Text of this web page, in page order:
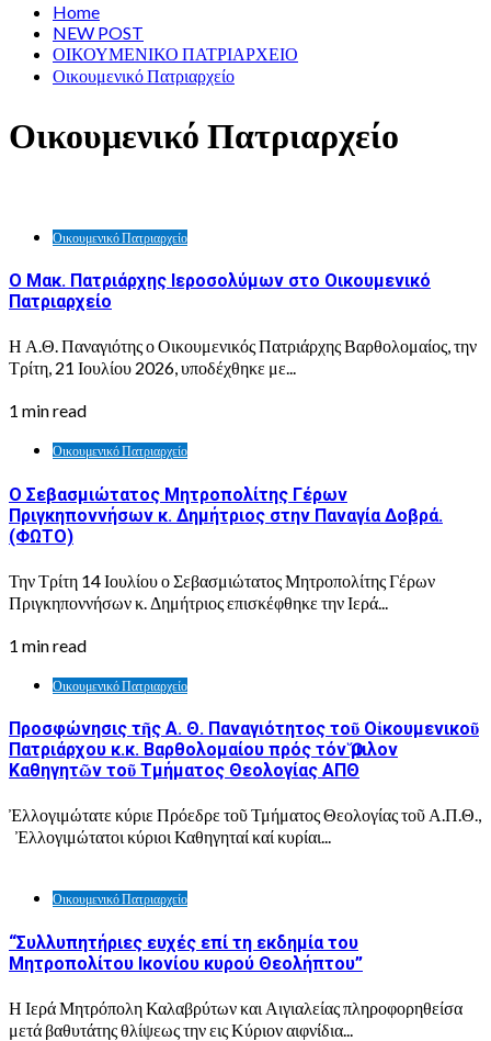
Home
NEW POST
ΟΙΚΟΥΜΕΝΙΚΟ ΠΑΤΡΙΑΡΧΕΙΟ
Οικουμενικό Πατριαρχείο
Οικουμενικό Πατριαρχείο
Οικουμενικό Πατριαρχείο
Ο Μακ. Πατριάρχης Ιεροσολύμων στο Οικουμενικό
Πατριαρχείο
Η Α.Θ. Παναγιότης ο Οικουμενικός Πατριάρχης Βαρθολομαίος, την
Τρίτη, 21 Ιουλίου 2026, υποδέχθηκε με...
1 min read
Οικουμενικό Πατριαρχείο
Ο Σεβασμιώτατος Μητροπολίτης Γέρων
Πριγκηποννήσων κ. Δημήτριος στην Παναγία Δοβρά.
(ΦΩΤΟ)
Την Τρίτη 14 Ιουλίου ο Σεβασμιώτατος Μητροπολίτης Γέρων
Πριγκηποννήσων κ. Δημήτριος επισκέφθηκε την Ιερά...
1 min read
Οικουμενικό Πατριαρχείο
Προσφώνησις τῆς Α. Θ. Παναγιότητος τοῦ Οἰκουμενικοῦ
Πατριάρχου κ.κ. Βαρθολομαίου πρός τόν Ὅμιλον
Καθηγητῶν τοῦ Τμήματος Θεολογίας ΑΠΘ
Ἐλλογιμώτατε κύριε Πρόεδρε τοῦ Τμήματος Θεολογίας τοῦ Α.Π.Θ.,
Ἐλλογιμώτατοι κύριοι Καθηγηταί καί κυρίαι...
Οικουμενικό Πατριαρχείο
“Συλλυπητήριες ευχές επί τη εκδημία του
Μητροπολίτου Ικονίου κυρού Θεολήπτου”
Η Ιερά Μητρόπολη Καλαβρύτων και Αιγιαλείας πληροφορηθείσα
μετά βαθυτάτης θλίψεως την εις Κύριον αιφνίδια...